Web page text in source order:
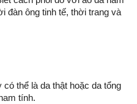
đàn ông tinh tế, thời trang và
thể là da thật hoặc da tổng
tính.